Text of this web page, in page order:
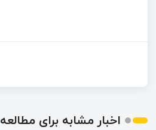
اخبار مشابه برای مطالعه